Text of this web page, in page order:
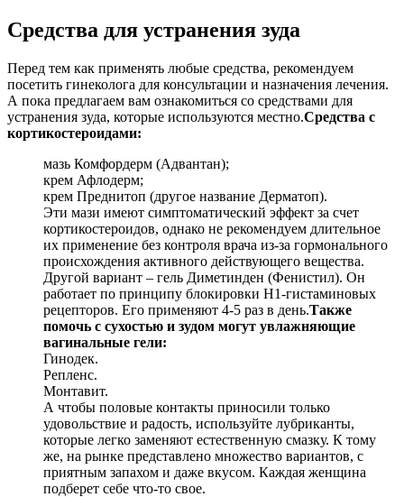
Средства для устранения зуда
Перед тем как применять любые средства, рекомендуем
посетить гинеколога для консультации и назначения лечения.
А пока предлагаем вам ознакомиться со средствами для
устранения зуда, которые используются местно.Средства с
кортикостероидами:
мазь Комфордерм (Адвантан);
крем Афлодерм;
крем Преднитоп (другое название Дерматоп).
Эти мази имеют симптоматический эффект за счет
кортикостероидов, однако не рекомендуем длительное
их применение без контроля врача из-за гормонального
происхождения активного действующего вещества.
Другой вариант – гель Диметинден (Фенистил). Он
работает по принципу блокировки Н1-гистаминовых
рецепторов. Его применяют 4-5 раз в день.Также
помочь с сухостью и зудом могут увлажняющие
вагинальные гели:
Гинодек.
Репленс.
Монтавит.
А чтобы половые контакты приносили только
удовольствие и радость, используйте лубриканты,
которые легко заменяют естественную смазку. К тому
же, на рынке представлено множество вариантов, с
приятным запахом и даже вкусом. Каждая женщина
подберет себе что-то свое.